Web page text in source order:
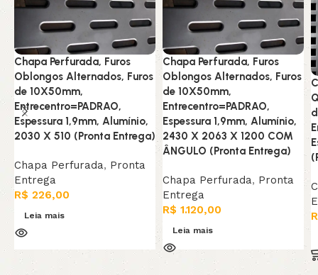
Chapa Perfurada, Furos
Oblongos Alternados, Furos
de 10X50mm,
Entrecentro=PADRAO,
Espessura 1,9mm, Alumínio,
2030 X 510 (Pronta Entrega)
Chapa Perfurada, Pronta
Entrega
R$ 226,00
Leia mais
Chapa Perfurada, Furos
Oblongos Alternados, Furos
de 10X50mm,
Entrecentro=PADRAO,
Espessura 1,9mm, Alumínio,
2430 X 2063 X 1200 COM
ÂNGULO (Pronta Entrega)
Chapa Perfurada, Pronta
Entrega
R$ 1.120,00
Leia mais